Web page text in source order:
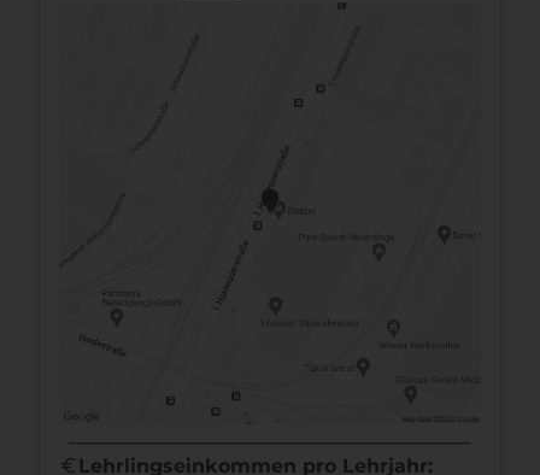
euro Lehrlingseinkommen pro Lehrjahr: